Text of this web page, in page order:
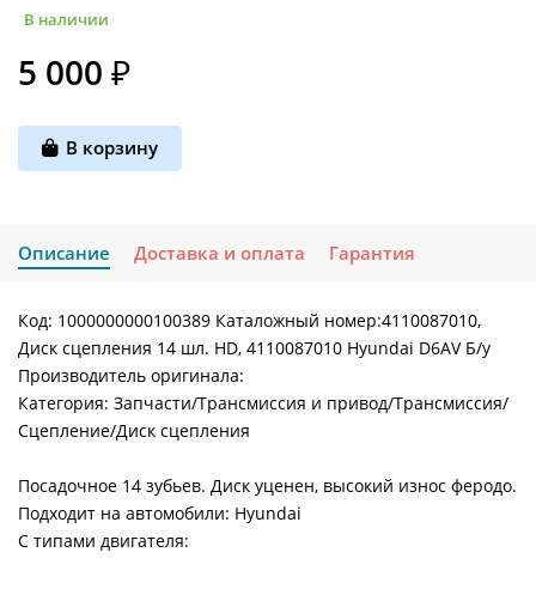
В наличии
5 000 ₽
В корзину
Описание Доставка и оплата Гарантия
Код: 1000000000100389 Каталожный номер:4110087010,
Диск сцепления 14 шл. HD, 4110087010 Hyundai D6AV Б/у
Производитель оригинала:
Категория: Запчасти/Трансмиссия и привод/Трансмиссия/
Сцепление/Диск сцепления
Посадочное 14 зубьев. Диск уценен, высокий износ феродо.
Подходит на автомобили: Hyundai
С типами двигателя: